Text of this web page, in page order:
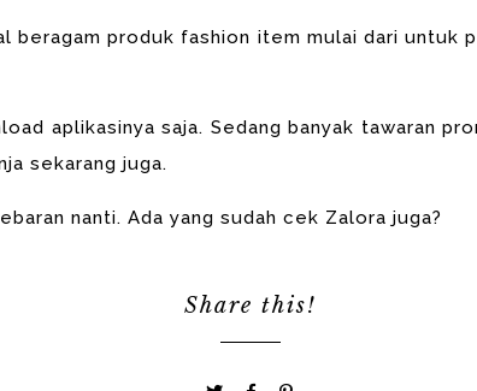
beragam produk fashion item mulai dariuntuk
aplikasinya saja. Sedang banyak tawaran
sekarang juga.
nanti. Ada yang sudah cek Zalora juga?
Share this!